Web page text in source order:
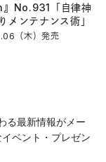
』No.931「自律神
メンテナンス術」
（木）発売
る最新情報がメー
ベント・プレゼン